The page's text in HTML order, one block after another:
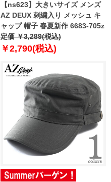
【ns623】大きいサイズ メンズ
AZ DEUX 刺繍入り メッシュ キ
ャップ 帽子 春夏新作 6683-705z
定価 ￥3,289(税込)
￥2,790(税込)